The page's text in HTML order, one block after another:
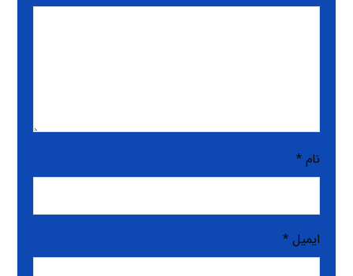
نام*
ایمیل*